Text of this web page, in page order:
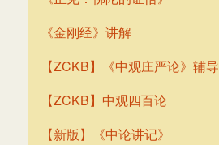
《金刚经》讲解
【ZCKB】《中观庄严论》辅导
【ZCKB】中观四百论
【新版】《中论讲记》